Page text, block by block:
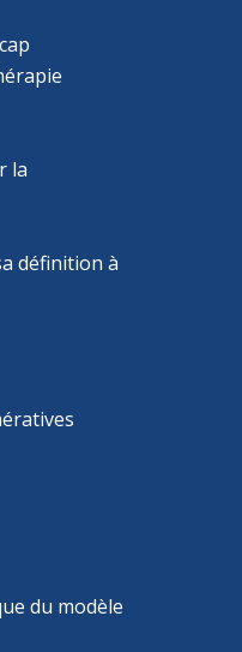
la
définition à
du modèle